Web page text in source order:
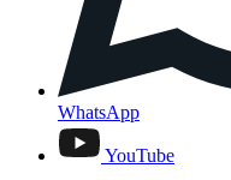
WhatsApp
YouTube